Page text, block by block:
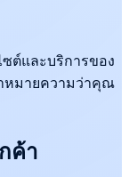
ซต์และบริการของ
าหมายความว่าคุณ
ค้า